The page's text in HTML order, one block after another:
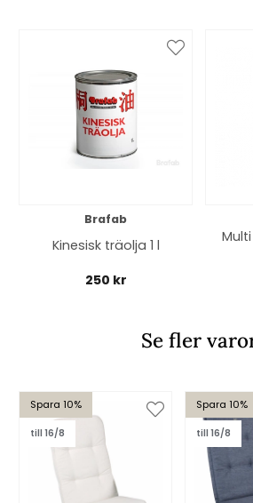
Brafab
Kinesisk träolja 1 l
250 kr
Se fler
Spara 10%
till 16/8
Spara 10%
till 16/8